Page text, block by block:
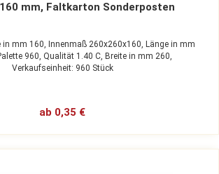
mm, Faltkarton Sonderposten
in mm 160, Innenmaß 260x260x160, Länge in mm
960, Qualität 1.40 C, Breite in mm 260,
Verkaufseinheit: 960 Stück
ab 0,35 €